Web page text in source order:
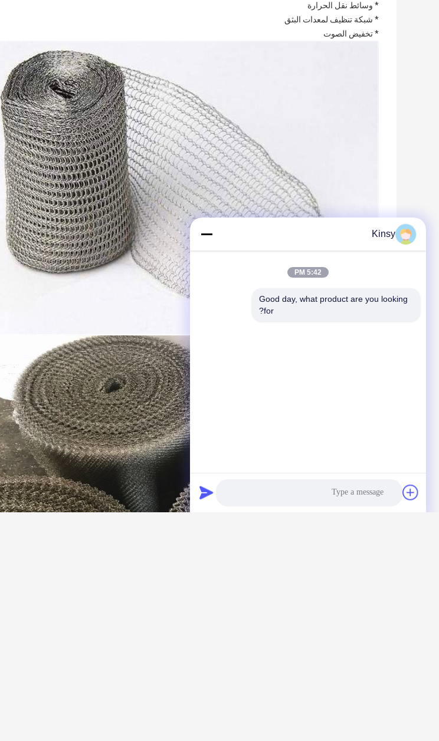
* وسائط نقل الحرارة
* شبكة تنظيف لمعدات البثق
* تخفيض الصوت
Kinsy
5:42 PM
Good day, what product are you looking
for?